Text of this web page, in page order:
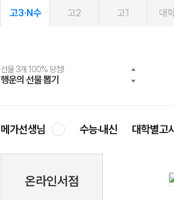
고3·N수 고2 고1 대
선물 3개 100% 당첨!
행운의 선물 뽑기
선물 100% 증정!
메가스터디 X 올리브
여름방학 스터디 캐시백
메가런 썸머스쿨
2027 러셀 단과
강사 공개선발
스마트러닝앱
설문 EVENT
메가패스
3일 무료 체험권
메가패스 수강생 무료혜택!
메가클럽 멤버십
사회공헌 캠페인
희망이룸 메가나눔
메가선생님 수능·내신 대학별고
온라인서점